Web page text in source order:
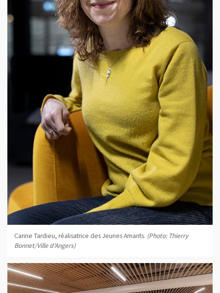
Carine Tardieu, réalisatrice des Jeunes Amants. (Photo: Thierry
Bonnet/Ville d'Angers)